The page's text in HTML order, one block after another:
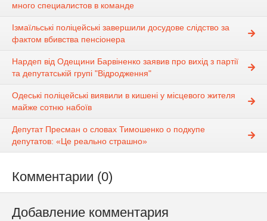
много специалистов в команде
Ізмаїльські поліцейські завершили досудове слідство за
фактом вбивства пенсіонера
Нардеп від Одещини Барвіненко заявив про вихід з партії
та депутатській групі "Відродження"
Одеські поліцейські виявили в кишені у місцевого жителя
майже сотню набоїв
Депутат Пресман о словах Тимошенко о подкупе
депутатов: «Це реально страшно»
Комментарии (0)
Добавление комментария